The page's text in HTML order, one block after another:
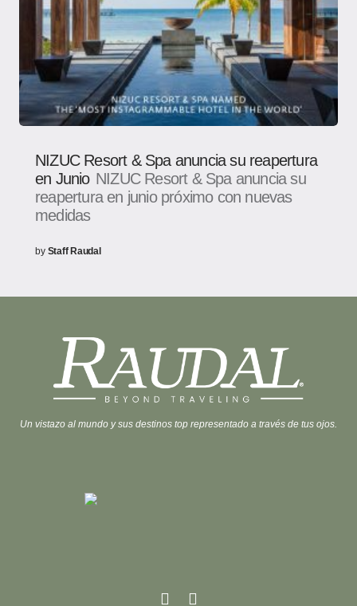
NIZUC Resort & Spa anuncia su reapertura
en Junio NIZUC Resort & Spa anuncia su
reapertura en junio próximo con nuevas
medidas
by Staff Raudal
Un vistazo al mundo y sus destinos top representado a través de tus ojos.